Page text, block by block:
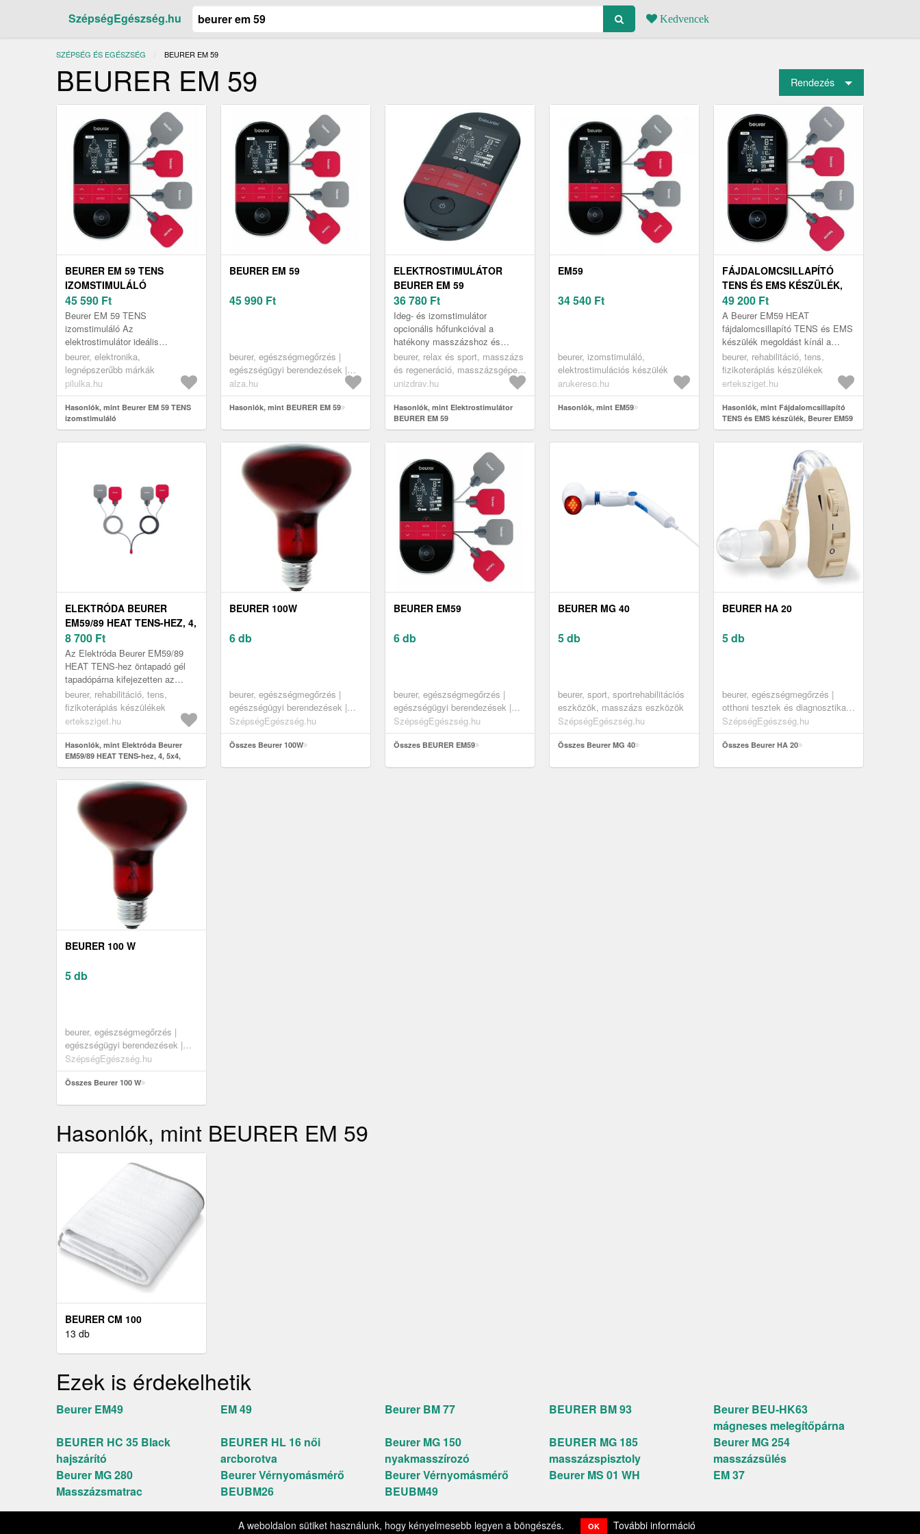
SzépségEgészség.hu Kedvencek
SZÉPSÉG ÉS EGÉSZSÉG JELENLEGI:
BEURER EM 59
BEURER EM 59 Rendezés
BEURER EM 59 TENS
IZOMSTIMULÁLÓ
45 590 Ft
Beurer EM 59 TENS
izomstimuláló Az
elektrostimulátor ideális
fájdalomcsillapításra vagy
izomstimulációra. Garantáltan
megkönnyebbülést és
beurer, elektronika,
legnépszerűbb márkák
pilulka.hu
Hasonlók, mint Beurer EM 59 TENS
izomstimuláló
BEURER EM 59
45 990 Ft
beurer, egészségmegőrzés |
egészségügyi berendezések |
masszírozó gépek
alza.hu
Hasonlók, mint BEURER EM 59
ELEKTROSTIMULÁTOR
BEURER EM 59
36 780 Ft
Ideg- és izomstimulátor
opcionális hőfunkcióval a
hatékony masszázshoz és
fájdalomcsillapításhoz.
beurer, relax és sport, masszázs
és regeneráció, masszázsgépek
és eszközök
unizdrav.hu
Hasonlók, mint Elektrostimulátor
BEURER EM 59
EM59
34 540 Ft
beurer, izomstimuláló,
elektrostimulációs készülék
arukereso.hu
Hasonlók, mint EM59
FÁJDALOMCSILLAPÍTÓ
TENS ÉS EMS KÉSZÜLÉK,
BEURER EM59 HEAT
49 200 Ft
A Beurer EM59 HEAT
fájdalomcsillapító TENS és EMS
készülék megoldást kínál a
mindennapokban jelentkező
fájdalmak hatékony és
kényelmes csillapításá...
beurer, rehabilitáció, tens,
fizikoterápiás készülékek
erteksziget.hu
Hasonlók, mint Fájdalomcsillapító
TENS és EMS készülék, Beurer EM59
HEAT
ELEKTRÓDA BEURER
EM59/89 HEAT TENS-HEZ, 4,
5X4, 5CM, 8DB
8 700 Ft
Az Elektróda Beurer EM59/89
HEAT TENS-hez öntapadó gél
tapadópárna kifejezetten az
EM59 és EM89 készülékekhez
készült, hogy Ön mindig a lehető
legk...
beurer, rehabilitáció, tens,
fizikoterápiás készülékek
erteksziget.hu
Hasonlók, mint Elektróda Beurer
EM59/89 HEAT TENS-hez, 4, 5x4,
5cm, 8db
BEURER 100W
6 db
beurer, egészségmegőrzés |
egészségügyi berendezések |
fényterápia | infralámpák | infra
SzépségEgészség.hu
Összes Beurer 100W
BEURER EM59
6 db
beurer, egészségmegőrzés |
egészségügyi berendezések |
masszírozó gépek
SzépségEgészség.hu
Összes BEURER EM59
BEURER MG 40
5 db
beurer, sport, sportrehabilitációs
eszközök, masszázs eszközök
SzépségEgészség.hu
Összes Beurer MG 40
BEURER HA 20
5 db
beurer, egészségmegőrzés |
otthoni tesztek és diagnosztika |
gyógyászati kellékek |
SzépségEgészség.hu
Összes Beurer HA 20
BEURER 100 W
5 db
beurer, egészségmegőrzés |
egészségügyi berendezések |
fényterápia | infralámpák | infra
SzépségEgészség.hu
Összes Beurer 100 W
Hasonlók, mint BEURER EM 59
BEURER CM 100
13 db
Ezek is érdekelhetik
Beurer EM49 EM 49 Beurer BM 77 BEURER BM 93
Beurer BEU-HK63
mágneses melegítőpárna
BEURER HC 35 Black
hajszárító
BEURER HL 16 női
arcborotva
Beurer MG 150
nyakmasszírozó
BEURER MG 185
masszázspisztoly
Beurer MG 254
masszázsülés
Beurer MG 280
Masszázsmatrac
Beurer Vérnyomásmérő
BEUBM26
Beurer Vérnyomásmérő
BEUBM49
Beurer MS 01 WH EM 37
Kapcsolat Impresszum Felhasználási feltételek Adatkezelési tájékoztató Cookie kezelési szabályzat
A weboldalon sütiket használunk, hogy kényelmesebb legyen a böngészés. OK További információ